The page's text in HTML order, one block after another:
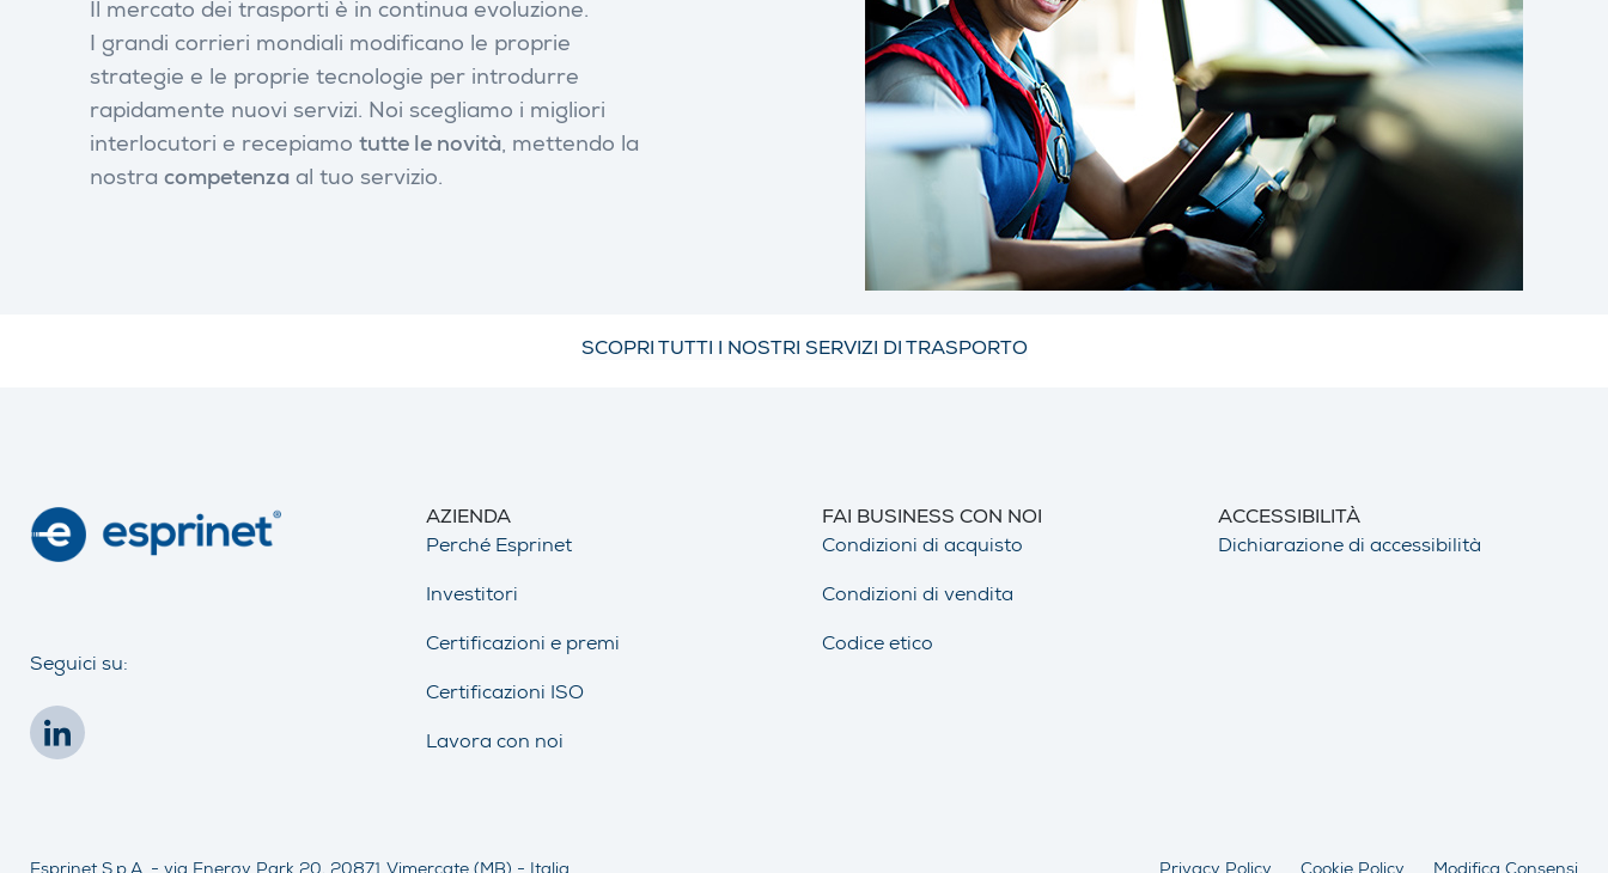
Il mercato dei trasporti è in continua evoluzione.
I grandi corrieri mondiali modificano le proprie
strategie e le proprie tecnologie per introdurre
rapidamente nuovi servizi. Noi scegliamo i migliori
interlocutori e recepiamo tutte le novità, mettendo la
nostra competenza al tuo servizio.
SCOPRI TUTTI I NOSTRI SERVIZI DI TRASPORTO
Seguici su:
AZIENDA
Perché Esprinet
Investitori
Certificazioni e premi
Certificazioni ISO
Lavora con noi
FAI BUSINESS CON NOI
Condizioni di acquisto
Condizioni di vendita
Codice etico
ACCESSIBILITÀ
Dichiarazione di accessibilità